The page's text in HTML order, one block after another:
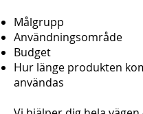
Målgrupp
Användningsområde
Budget
Hur länge produkten
användas